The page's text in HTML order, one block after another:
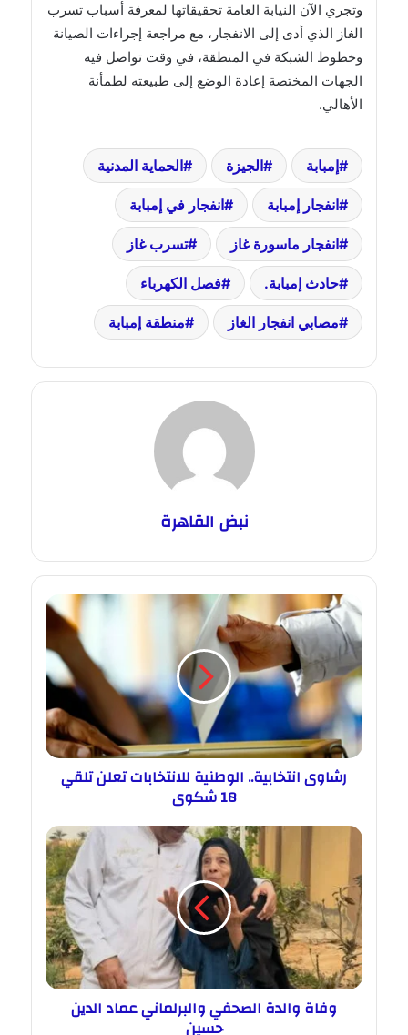
وتجري الآن النيابة العامة تحقيقاتها لمعرفة أسباب تسرب
الغاز الذي أدى إلى الانفجار، مع مراجعة إجراءات الصيانة
وخطوط الشبكة في المنطقة، في وقت تواصل فيه
الجهات المختصة إعادة الوضع إلى طبيعته لطمأنة
الأهالي.
إمبابة الجيزة الحماية المدنية
انفجار إمبابة انفجار في إمبابة
انفجار ماسورة غاز تسرب غاز
حادث إمبابة. فصل الكهرباء
مصابي انفجار الغاز منطقة إمبابة
نبض القاهرة
رشاوى انتخابية.. الوطنية للانتخابات تعلن تلقي
18 شكوى
وفاة والدة الصحفي والبرلماني عماد الدين
حسين